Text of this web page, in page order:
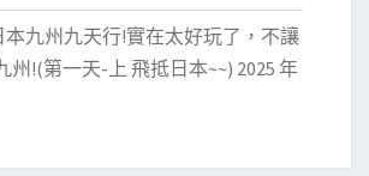
九州九天行!實在太好玩了，不讓
州!(第一天-上 飛抵日本~~) 2025 年